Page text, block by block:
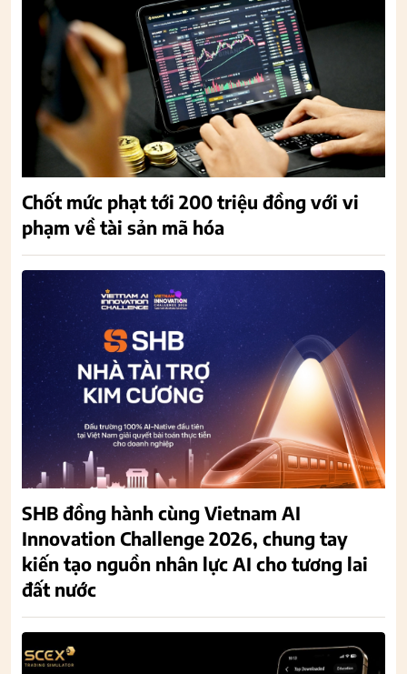
Chốt mức phạt tới 200 triệu đồng với vi
phạm về tài sản mã hóa
SHB đồng hành cùng Vietnam AI
Innovation Challenge 2026, chung tay
kiến tạo nguồn nhân lực AI cho tương lai
đất nước